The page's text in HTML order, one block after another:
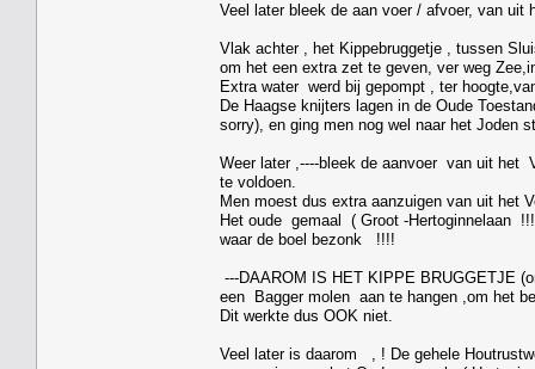
Veel later bleek de aan voer / afvoer, van
Vlak achter , het Kippebruggetje , tussen
om het een extra zet te geven, ver weg
Extra water werd bij gepompt , ter
De Haagse knijters lagen in de Oude
sorry), en ging men nog wel naar het Joden
Weer later ,----bleek de aanvoer van uit het
te voldoen.
Men moest dus extra aanzuigen van uit het
Het oude gemaal ( Groot -Hertoginnelaan
waar de boel bezonk !!!!
---DAAROM IS HET KIPPE BRUGGETJE
een Bagger molen aan te hangen ,om het
Dit werkte dus OOK niet.
Veel later is daarom , ! De gehele